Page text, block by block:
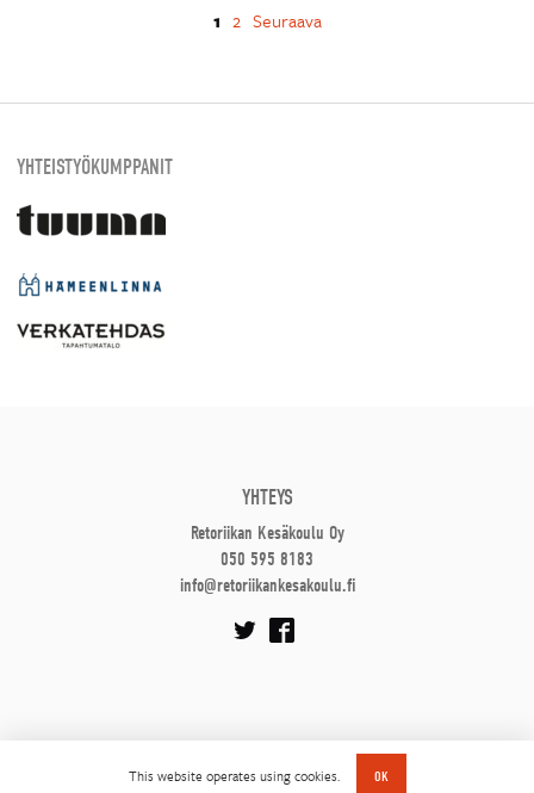
This website operates using cookies. OK
1 2 Seuraava
YHTEISTYÖKUMPPANIT
YHTEYS
Retoriikan Kesäkoulu Oy
050 595 8183
info@retoriikankesakoulu.fi